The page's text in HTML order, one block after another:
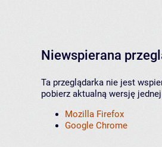
Niewspierana
Ta przeglądarka nie jest
pobierz aktualną wersję
Mozilla Firefox
Google Chrome